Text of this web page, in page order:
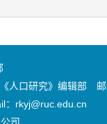
人口研究》编辑部
rkyj@ruc.edu.cn